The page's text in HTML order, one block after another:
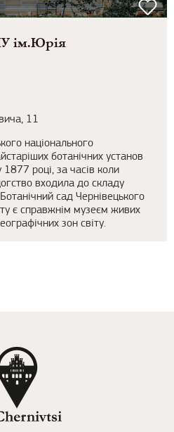
ім.Юрія
11
національного
ботанічних установ
році, за часів коли
входила до складу
сад Чернівецького
є справжнім музеєм живих
зон світу.